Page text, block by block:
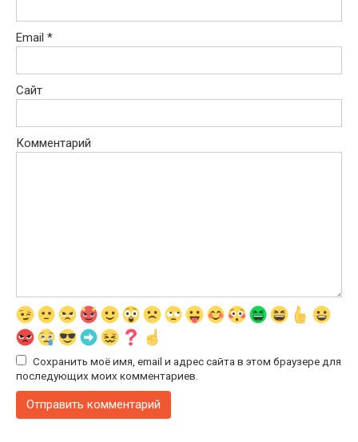
Email *
Сайт
Комментарий
Сохранить моё имя, email и адрес сайта в этом браузере для
последующих моих комментариев.